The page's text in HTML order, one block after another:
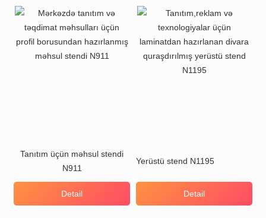
Tanıtım üçün məhsul stendi
N911
Detail
Yerüstü stend N1195
Detail